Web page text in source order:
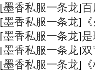
[墨香私服一条龙]百
[墨香私服一条龙]
[墨香私服一条龙]
[墨香私服一条龙]双
[墨香私服一条龙]